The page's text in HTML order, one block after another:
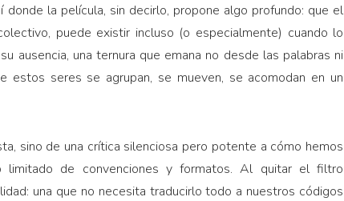
donde la película, sin decirlo, propone algo profundo: que el
puede existir incluso (o especialmente) cuando lo
ausencia, una ternura que emana no desde las palabras ni
estos seres se agrupan, se mueven, se acomodan en un
sino de una crítica silenciosa pero potente a cómo hemos
de convenciones y formatos. Al quitar el filtro
una que no necesita traducirlo todo a nuestros códigos